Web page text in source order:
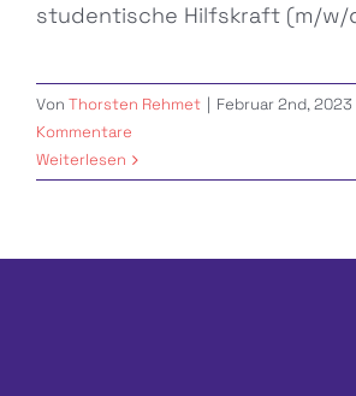
studentische Hilfskraft (m/w/
Von Thorsten Rehmet | Februar 2nd, 2023
Kommentare
Weiterlesen